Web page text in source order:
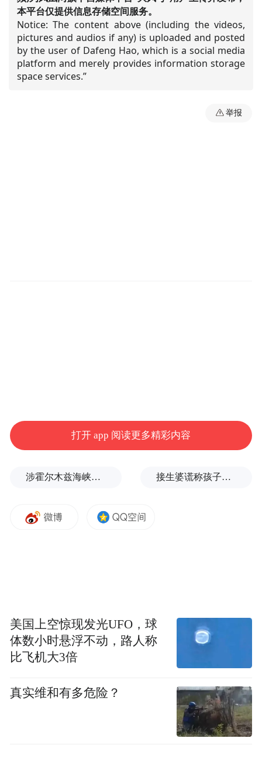
本平台仅提供信息存储空间服务。
Notice: The content above (including the videos,
pictures and audios if any) is uploaded and posted
by the user of Dafeng Hao, which is a social media
platform and merely provides information storage
space services.”
举报
打开 app 阅读更多精彩内容
涉霍尔木兹海峡，伊朗与阿曼被曝达成临时协议框架 接生婆谎称孩子没保住，母亲坚信听到了哭声，38年后终于找到儿子
美国上空惊现发光UFO，球
体数小时悬浮不动，路人称
比飞机大3倍
真实维和有多危险？